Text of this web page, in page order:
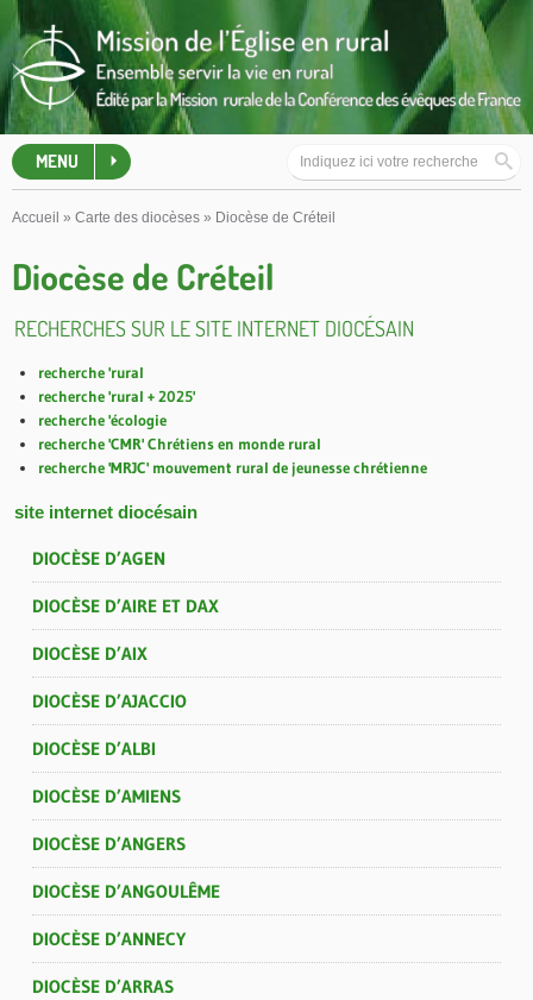
MENU
Accueil » Carte des diocèses » Diocèse de Créteil
Diocèse de Créteil
RECHERCHES SUR LE SITE INTERNET DIOCÉSAIN
recherche 'rural
recherche 'rural + 2025'
recherche 'écologie
recherche 'CMR' Chrétiens en monde rural
recherche 'MRJC' mouvement rural de jeunesse chrétienne
site internet diocésain
DIOCÈSE D’AGEN
DIOCÈSE D’AIRE ET DAX
DIOCÈSE D’AIX
DIOCÈSE D’AJACCIO
DIOCÈSE D’ALBI
DIOCÈSE D’AMIENS
DIOCÈSE D’ANGERS
DIOCÈSE D’ANGOULÊME
DIOCÈSE D’ANNECY
DIOCÈSE D’ARRAS